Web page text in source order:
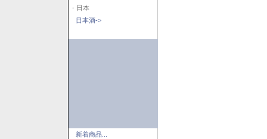
- 日本
日本酒->
新着商品...